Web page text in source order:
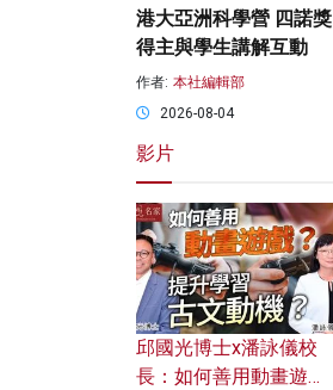
港大亞洲科學營 四諾獎
得主與學生講解互動
作者: 本社編輯部
2026-08-04
影片
邱國光博士x潘詠儀校
長：如何善用動畫遊戲